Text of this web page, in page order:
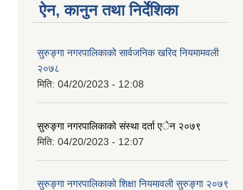
ऐन, कानुन तथा निर्देशिका
सुरुङ्गा नगरपालिकाको सार्वजनिक खरिद नियमामवली
२०७८
मिति: 04/20/2023 - 12:08
सुरुङ्गा नगरपालिकाको संस्था दर्ता एेन २०७९
मिति: 04/20/2023 - 12:07
सुरुङ्गा नगरपालिकाको शिक्षा नियमावली सुरुङ्गा २०७९